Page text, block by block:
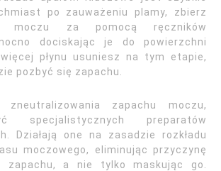
po zauważeniu plamy, zbierz
moczu za pomocą ręczników
dociskając je do powierzchni
więcej płynu usuniesz na tym etapie,
pozbyć się zapachu.
zneutralizowania zapachu moczu,
specjalistycznych preparatów
Działają one na zasadzie rozkładu
moczowego, eliminując przyczynę
zapachu, a nie tylko maskując go.